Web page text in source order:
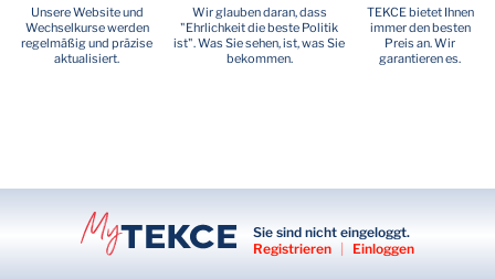
Unsere Website und
Wechselkurse werden
regelmäßig und präzise
aktualisiert.
Wir glauben daran, dass
"Ehrlichkeit die beste Politik
ist". Was Sie sehen, ist, was Sie
bekommen.
TEKCE bietet Ihnen
immer den besten
Preis an. Wir
garantieren es.
Sie sind nicht eingeloggt.
Registrieren | Einloggen